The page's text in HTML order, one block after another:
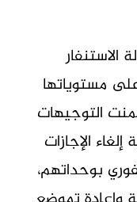
الاستنفار
مستوياتها
التوجيهات
الإجازات
بوحداتهم،